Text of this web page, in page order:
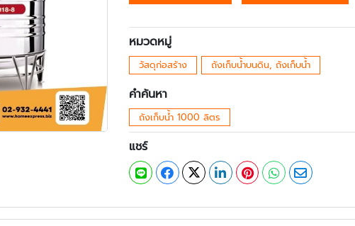
หมวดหมู่
วัสดุก่อสร้าง ถังเก็บน้ำบนดิน, ถังเก็บน้ำ
คำค้นหา
ถังเก็บน้ำ 1000 ลิตร
แชร์